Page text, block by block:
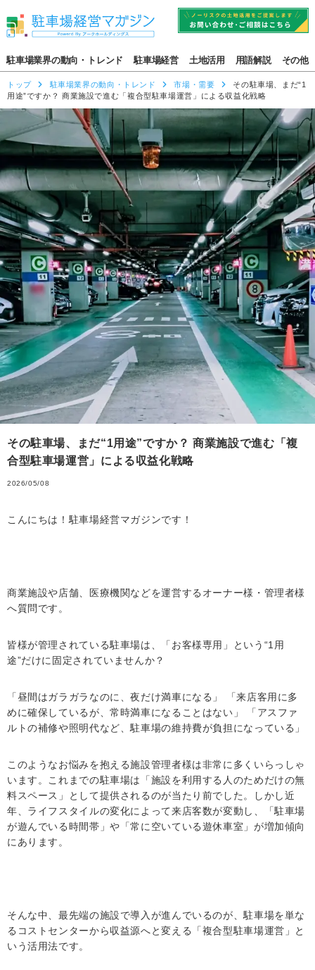
駐車場業界の動向・トレンド 駐車場経営 土地活用 用語解説 その他
トップ 駐車場業界の動向・トレンド 市場・需要
その駐車場、まだ“1
用途”ですか？ 商業施設で進む「複合型駐車場運営」による収益化戦略
その駐車場、まだ“1用途”ですか？ 商業施設で進む「複
合型駐車場運営」による収益化戦略
2026/05/08
こんにちは！駐車場経営マガジンです！
商業施設や店舗、医療機関などを運営するオーナー様・管理者様
へ質問です。
皆様が管理されている駐車場は、「お客様専用」という“1用
途”だけに固定されていませんか？
「昼間はガラガラなのに、夜だけ満車になる」 「来店客用に多
めに確保しているが、常時満車になることはない」 「アスファ
ルトの補修や照明代など、駐車場の維持費が負担になっている」
このようなお悩みを抱える施設管理者様は非常に多くいらっしゃ
います。これまでの駐車場は「施設を利用する人のためだけの無
料スペース」として提供されるのが当たり前でした。しかし近
年、ライフスタイルの変化によって来店客数が変動し、「駐車場
が遊んでいる時間帯」や「常に空いている遊休車室」が増加傾向
にあります。
そんな中、最先端の施設で導入が進んでいるのが、駐車場を単な
るコストセンターから収益源へと変える「複合型駐車場運営」と
いう活用法です。